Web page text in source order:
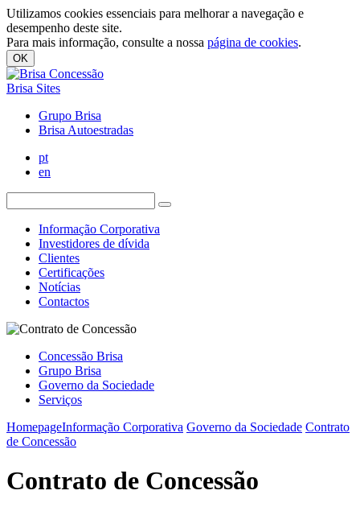
Utilizamos cookies essenciais para melhorar a navegação e
desempenho deste site.
Para mais informação, consulte a nossa página de cookies.
OK
Brisa Sites
Grupo Brisa
Brisa Autoestradas
pt
en
Informação Corporativa
Investidores de dívida
Clientes
Certificações
Notícias
Contactos
Concessão Brisa
Grupo Brisa
Governo da Sociedade
Serviços
HomepageInformação Corporativa Governo da Sociedade Contrato
de Concessão
Contrato de Concessão